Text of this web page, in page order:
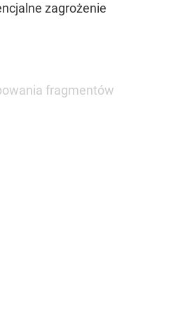
zagrożenie
fragmentów